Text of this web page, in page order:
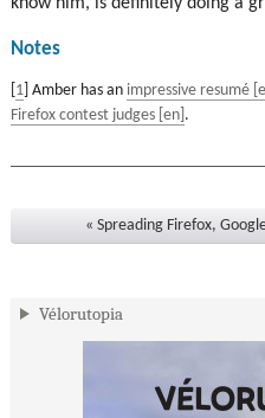
Notes
1] Amber has an impressive resumé
Firefox contest judges
.
« Spreading Firefox,
Vélorutopia